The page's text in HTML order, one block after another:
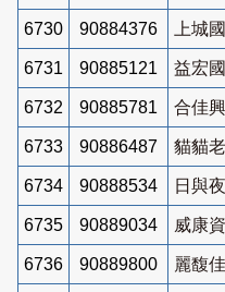
6730 90884376 上城
6731 90885121 益宏
6732 90885781 合佳
6733 90886487 貓貓
6734 90888534 日與
6735 90889034 威康
6736 90889800 麗馥